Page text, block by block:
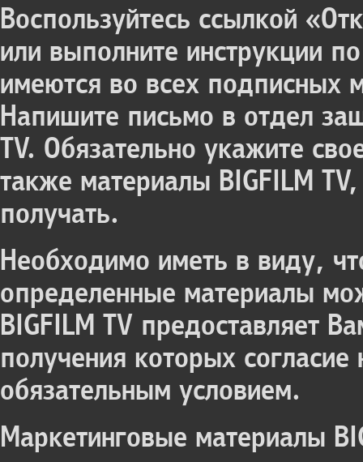
Воспользуйтесь ссылкой
или выполните инструкции
имеются во всех подписных
Напишите письмо в отдел
TV. Обязательно укажите
также материалы BIGFILM
получать.
Необходимо иметь в виду,
определенные материалы
BIGFILM TV предоставляет
получения которых
обязательным условием.
Маркетинговые материалы